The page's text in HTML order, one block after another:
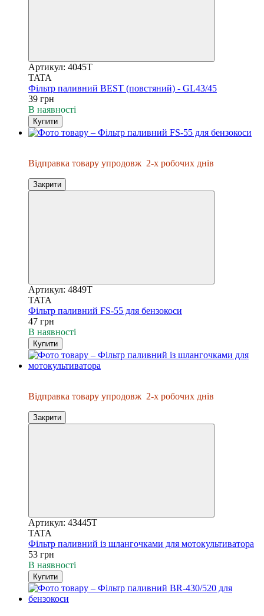
Артикул: 4045T
TATA
Фільтр паливний BEST (повстяний) - GL43/45
39 грн
В наявності
Купити
Відправка товару упродовж 2-х робочих днів
Закрити
Артикул: 4849T
TATA
Фільтр паливний FS-55 для бензокоси
47 грн
В наявності
Купити
Відправка товару упродовж 2-х робочих днів
Закрити
Артикул: 43445T
TATA
Фільтр паливний із шлангочками для мотокультиватора
53 грн
В наявності
Купити